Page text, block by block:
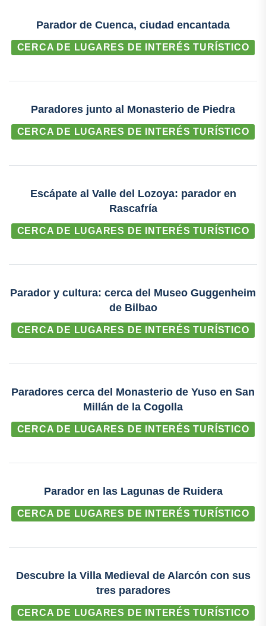
Parador de Cuenca, ciudad encantada
CERCA DE LUGARES DE INTERÉS TURÍSTICO
Paradores junto al Monasterio de Piedra
CERCA DE LUGARES DE INTERÉS TURÍSTICO
Escápate al Valle del Lozoya: parador en
Rascafría
CERCA DE LUGARES DE INTERÉS TURÍSTICO
Parador y cultura: cerca del Museo Guggenheim
de Bilbao
CERCA DE LUGARES DE INTERÉS TURÍSTICO
Paradores cerca del Monasterio de Yuso en San
Millán de la Cogolla
CERCA DE LUGARES DE INTERÉS TURÍSTICO
Parador en las Lagunas de Ruidera
CERCA DE LUGARES DE INTERÉS TURÍSTICO
Descubre la Villa Medieval de Alarcón con sus
tres paradores
CERCA DE LUGARES DE INTERÉS TURÍSTICO